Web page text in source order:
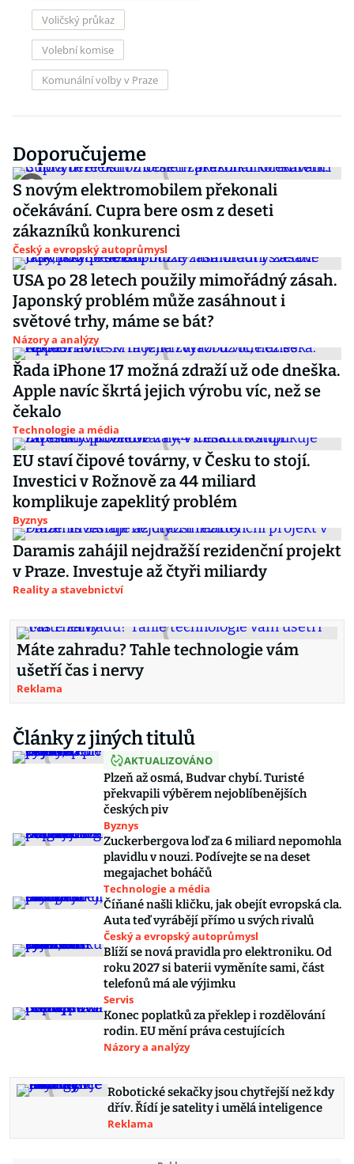
Voličský průkaz
Volební komise
Komunální volby v Praze
Doporučujeme
S novým elektromobilem překonali
očekávání. Cupra bere osm z deseti
zákazníků konkurenci
Český a evropský autoprůmysl
USA po 28 letech použily mimořádný zásah.
Japonský problém může zasáhnout i
světové trhy, máme se bát?
Názory a analýzy
Řada iPhone 17 možná zdraží už ode dneška.
Apple navíc škrtá jejich výrobu víc, než se
čekalo
Technologie a média
EU staví čipové továrny, v Česku to stojí.
Investici v Rožnově za 44 miliard
komplikuje zapeklitý problém
Byznys
Daramis zahájil nejdražší rezidenční projekt
v Praze. Investuje až čtyři miliardy
Reality a stavebnictví
Máte zahradu? Tahle technologie vám
ušetří čas i nervy
Reklama
Články z jiných titulů
AKTUALIZOVÁNO
Plzeň až osmá, Budvar chybí. Turisté
překvapili výběrem nejoblíbenějších
českých piv
Byznys
Zuckerbergova loď za 6 miliard nepomohla
plavidlu v nouzi. Podívejte se na deset
megajachet boháčů
Technologie a média
Číňané našli kličku, jak obejít evropská cla.
Auta teď vyrábějí přímo u svých rivalů
Český a evropský autoprůmysl
Blíží se nová pravidla pro elektroniku. Od
roku 2027 si baterii vyměníte sami, část
telefonů má ale výjimku
Servis
Konec poplatků za překlep i rozdělování
rodin. EU mění práva cestujících
Názory a analýzy
Robotické sekačky jsou chytřejší než kdy
dřív. Řídí je satelity i umělá inteligence
Reklama